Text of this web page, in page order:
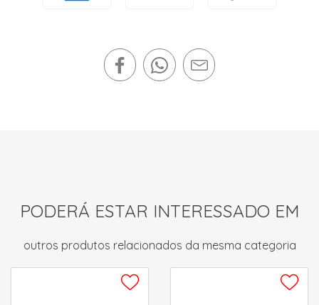
PODERÁ ESTAR INTERESSADO EM
outros produtos relacionados da mesma categoria